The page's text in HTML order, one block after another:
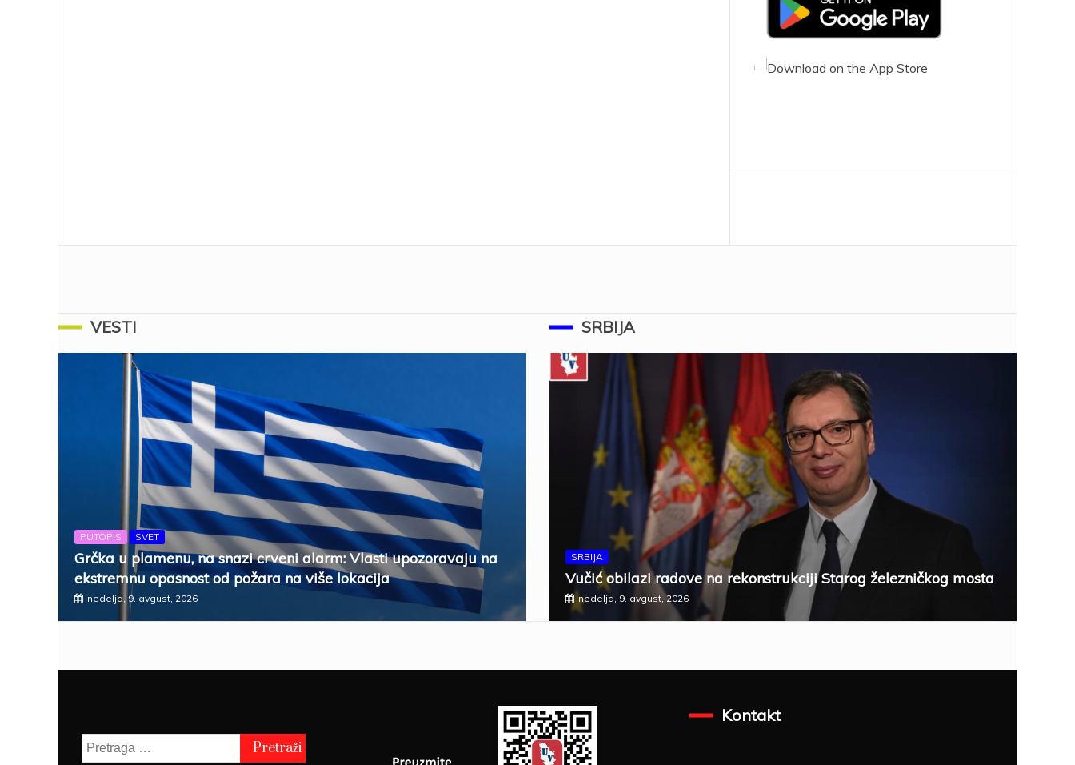
VESTI
PUTOPIS SVET
Grčka u plamenu, na snazi crveni alarm: Vlasti upozoravaju na
ekstremnu opasnost od požara na više lokacija
nedelja, 9. avgust, 2026
SRBIJA
SRBIJA
Vučić obilazi radove na rekonstrukciji Starog železničkog mosta
nedelja, 9. avgust, 2026
Pretraga
Kontakt